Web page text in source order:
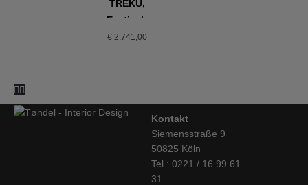
Der Holzstuhl 14 ist auch als Kinderstuhl und Barhocker
TREKU,
Esstisch
ausziehbar,
€2.741,00
Kontakt
Siemensstraße 9
50825 Köln
Tel.: 0221 / 16 99 61
31